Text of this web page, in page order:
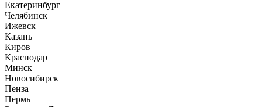
Екатеринбург
Челябинск
Ижевск
Казань
Киров
Краснодар
Минск
Новосибирск
Пенза
Пермь